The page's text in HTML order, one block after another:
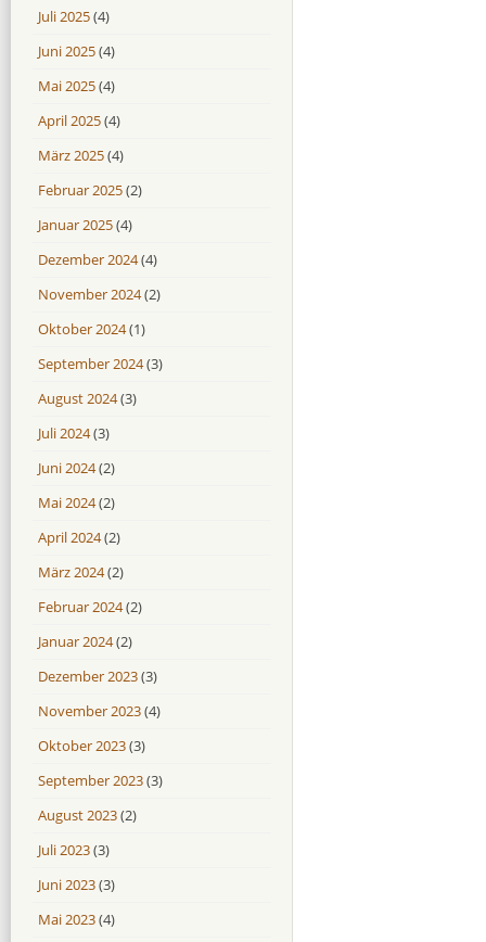
Juli 2025(4)
Juni 2025(4)
Mai 2025(4)
April 2025(4)
März 2025(4)
Februar 2025(2)
Januar 2025(4)
Dezember 2024(4)
November 2024(2)
Oktober 2024(1)
September 2024(3)
August 2024(3)
Juli 2024(3)
Juni 2024(2)
Mai 2024(2)
April 2024(2)
März 2024(2)
Februar 2024(2)
Januar 2024(2)
Dezember 2023(3)
November 2023(4)
Oktober 2023(3)
September 2023(3)
August 2023(2)
Juli 2023(3)
Juni 2023(3)
Mai 2023(4)